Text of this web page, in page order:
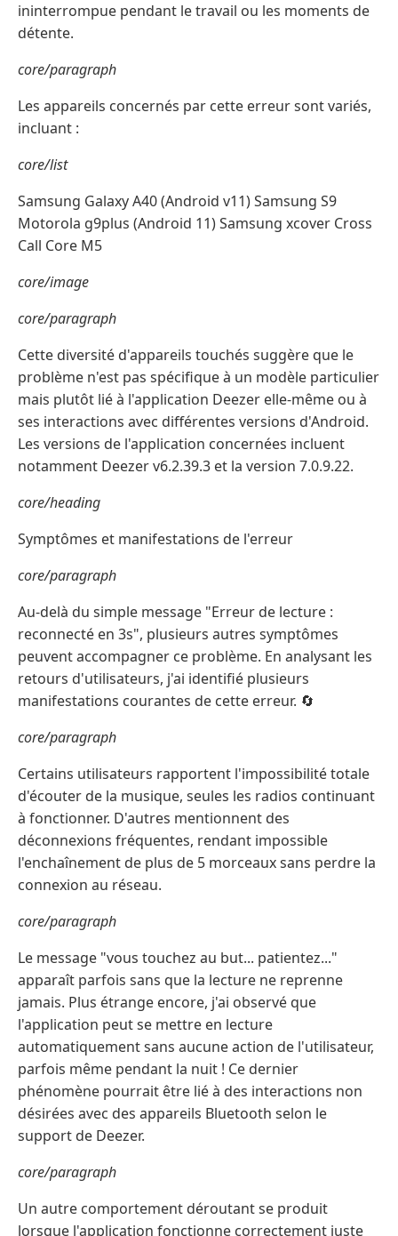
ininterrompue pendant le travail ou les moments de
détente.
core/paragraph
Les appareils concernés par cette erreur sont variés,
incluant :
core/list
Samsung Galaxy A40 (Android v11) Samsung S9
Motorola g9plus (Android 11) Samsung xcover Cross
Call Core M5
core/image
core/paragraph
Cette diversité d'appareils touchés suggère que le
problème n'est pas spécifique à un modèle particulier
mais plutôt lié à l'application Deezer elle-même ou à
ses interactions avec différentes versions d'Android.
Les versions de l'application concernées incluent
notamment Deezer v6.2.39.3 et la version 7.0.9.22.
core/heading
Symptômes et manifestations de l'erreur
core/paragraph
Au-delà du simple message "Erreur de lecture :
reconnecté en 3s", plusieurs autres symptômes
peuvent accompagner ce problème. En analysant les
retours d'utilisateurs, j'ai identifié plusieurs
manifestations courantes de cette erreur. 🔄
core/paragraph
Certains utilisateurs rapportent l'impossibilité totale
d'écouter de la musique, seules les radios continuant
à fonctionner. D'autres mentionnent des
déconnexions fréquentes, rendant impossible
l'enchaînement de plus de 5 morceaux sans perdre la
connexion au réseau.
core/paragraph
Le message "vous touchez au but... patientez..."
apparaît parfois sans que la lecture ne reprenne
jamais. Plus étrange encore, j'ai observé que
l'application peut se mettre en lecture
automatiquement sans aucune action de l'utilisateur,
parfois même pendant la nuit ! Ce dernier
phénomène pourrait être lié à des interactions non
désirées avec des appareils Bluetooth selon le
support de Deezer.
core/paragraph
Un autre comportement déroutant se produit
lorsque l'application fonctionne correctement juste